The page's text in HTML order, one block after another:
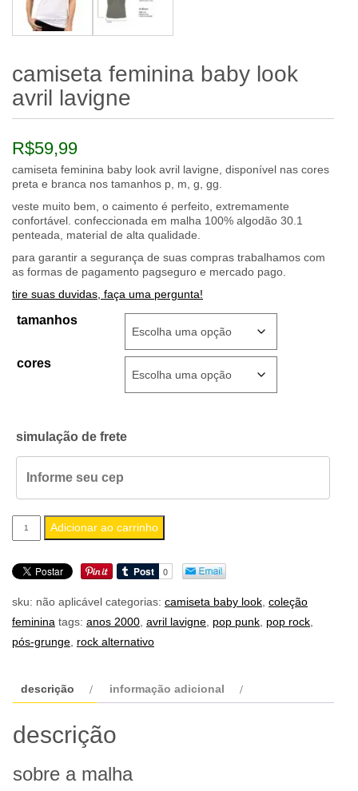
camiseta feminina baby look
avril lavigne
R$59,99
camiseta feminina baby look avril lavigne, disponível nas cores
preta e branca nos tamanhos p, m, g, gg.
veste muito bem, o caimento é perfeito, extremamente
confortável. confeccionada em malha 100% algodão 30.1
penteada, material de alta qualidade.
para garantir a segurança de suas compras trabalhamos com
as formas de pagamento pagseguro e mercado pago.
tire suas duvidas, faça uma pergunta!
tamanhos
cores
simulação de frete
camiseta
feminina
baby
avril
lavigne
quantidade
Adicionar ao carrinho
sku: não aplicável categorias: camiseta baby look coleção
feminina tags: anos 2000 avril lavigne pop punk pop rock
pós-grunge rock alternativo
descrição informação adicional
descrição
sobre a malha